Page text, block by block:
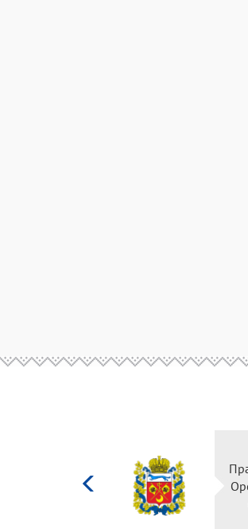
Министерство
культуры
Российской
федерации